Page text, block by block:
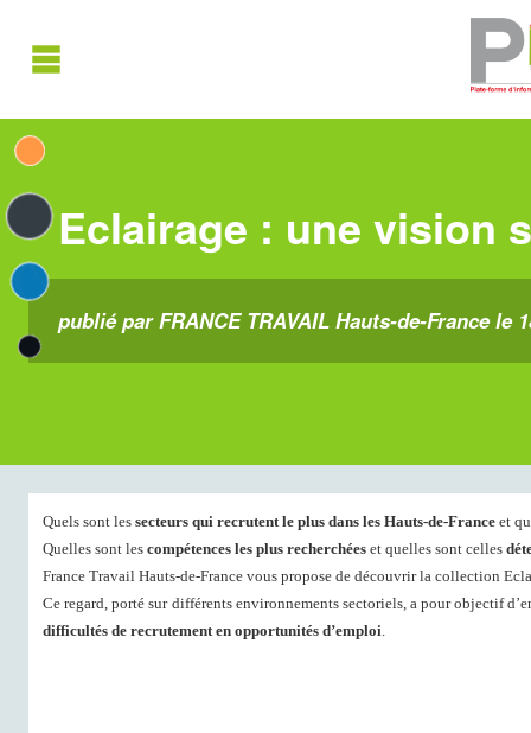
Eclairage : une vision
publié par FRANCE TRAVAIL Hauts-de-France le
Quels sont les secteurs qui recrutent le plus dans les Hauts-de-France et
Quelles sont les compétences les plus recherchées et quelles sont celles
France Travail Hauts-de-France vous propose de découvrir la collection
Ce regard, porté sur différents environnements sectoriels, a pour objectif
difficultés de recrutement en opportunités d’emploi.